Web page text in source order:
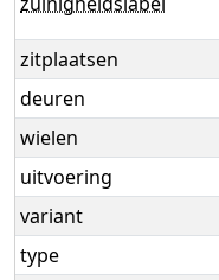
zitplaatsen
deuren
wielen
uitvoering
variant
type